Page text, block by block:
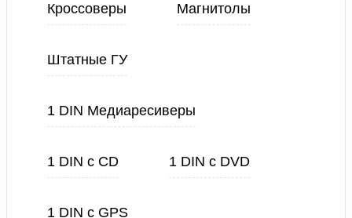
Кроссоверы Магнитолы
Штатные ГУ
1 DIN Медиаресиверы
1 DIN с CD 1 DIN с DVD
1 DIN с GPS